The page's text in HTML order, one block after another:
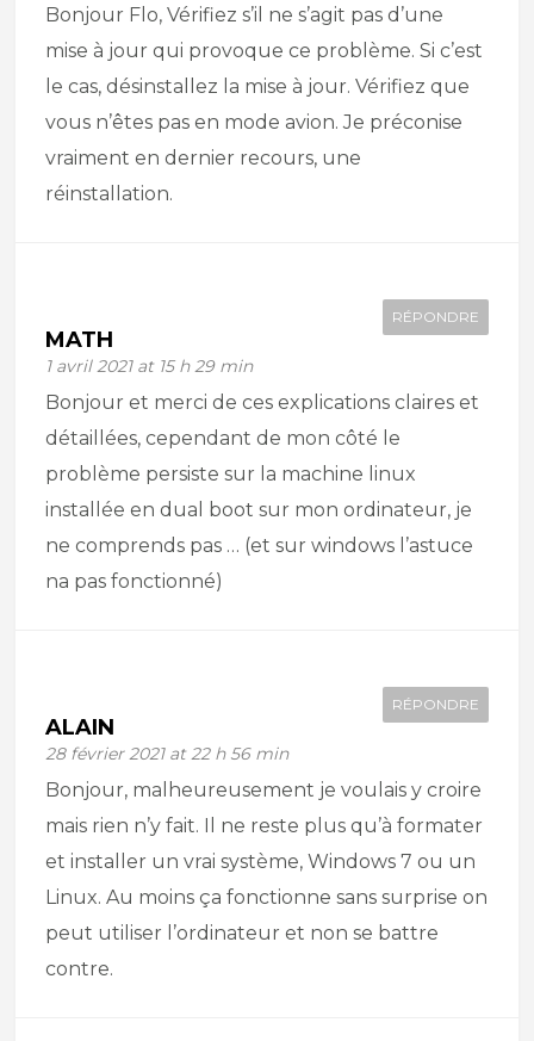
Bonjour Flo, Vérifiez s’il ne s’agit pas d’une
mise à jour qui provoque ce problème. Si c’est
le cas, désinstallez la mise à jour. Vérifiez que
vous n’êtes pas en mode avion. Je préconise
vraiment en dernier recours, une
réinstallation.
MATH
1 avril 2021 at 15 h 29 min
RÉPONDRE
Bonjour et merci de ces explications claires et
détaillées, cependant de mon côté le
problème persiste sur la machine linux
installée en dual boot sur mon ordinateur, je
ne comprends pas … (et sur windows l’astuce
na pas fonctionné)
ALAIN
28 février 2021 at 22 h 56 min
RÉPONDRE
Bonjour, malheureusement je voulais y croire
mais rien n’y fait. Il ne reste plus qu’à formater
et installer un vrai système, Windows 7 ou un
Linux. Au moins ça fonctionne sans surprise on
peut utiliser l’ordinateur et non se battre
contre.